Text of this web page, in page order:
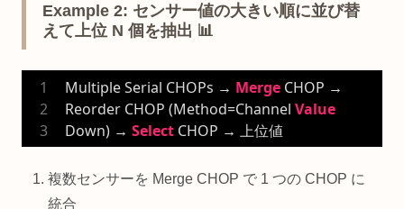
Example 2: センサー値の大きい順に並び替
えて上位 N 個を抽出 📊
Multiple Serial CHOPs → Merge CHOP →
Reorder CHOP (Method=Channel Value
Down) → Select CHOP → 上位値
複数センサーを Merge CHOP で 1 つの CHOP に
統合